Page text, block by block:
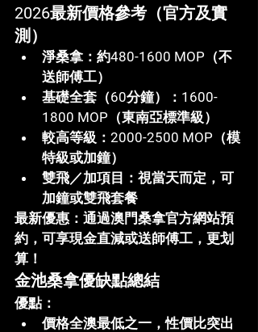
2026最新價格參考（官方及實
測）
淨桑拿 ：約480-1600 MOP（不
送師傅工）
基礎全套（60分鐘）
：1600-
1800 MOP（東南亞標準級）
較高等級 ：2000-2500 MOP（模
特級或加鐘）
雙飛／加項目 ：視當天而定，可
加鐘或雙飛套餐
最新優惠 ：通過澳門桑拿官方網站預
約，可享現金直減或送師傅工，更划
算！
金池桑拿優缺點總結
優點：
價格全澳最低之一，性價比突出